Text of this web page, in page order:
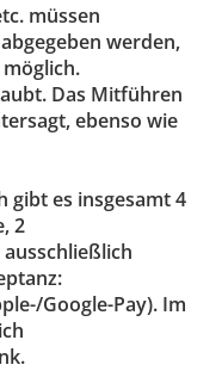
müssen
werden,
Das Mitführen
ebenso wie
gibt es insgesamt 4
2
ausschließlich
Google-Pay). Im